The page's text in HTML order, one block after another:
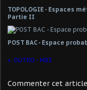
TOPOLOGIE - Espaces
Partie II
POST BAC - Espace
OUTRO - M83
Commenter cet article